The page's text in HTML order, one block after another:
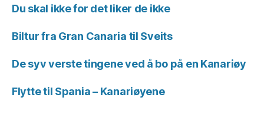
Du skal ikke for det liker de ikke
Biltur fra Gran Canaria til Sveits
De syv verste tingene ved å bo på en Kanariøy
Flytte til Spania – Kanariøyene